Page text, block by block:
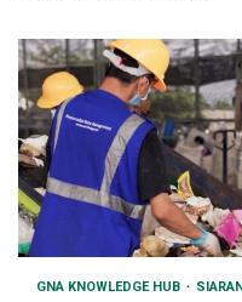
GNA KNOWLEDGE HUB